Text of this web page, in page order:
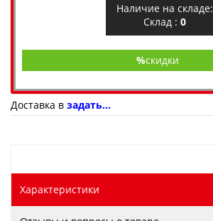
Наличие на складе:
Склад : 0
%скидки
Доставка в задать...
Характеристики